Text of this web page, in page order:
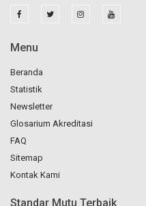
Menu
Beranda
Statistik
Newsletter
Glosarium Akreditasi
FAQ
Sitemap
Kontak Kami
Standar Mutu Terbaik